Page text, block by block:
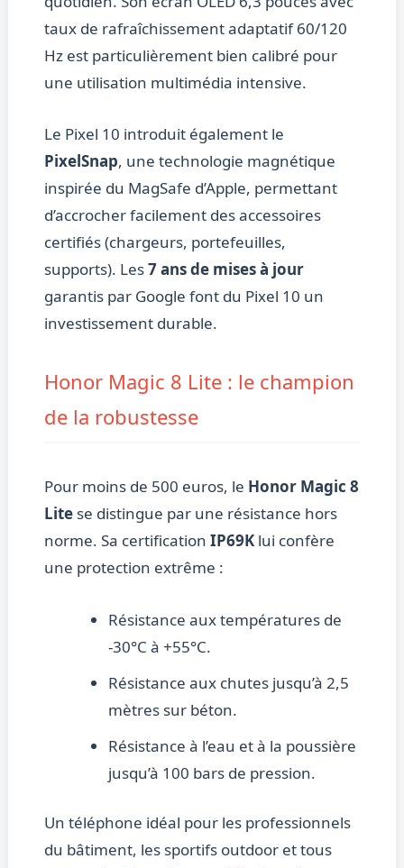
taux de rafraîchissement adaptatif 60/120
Hz est particulièrement bien calibré pour
une utilisation multimédia intensive.
Le Pixel 10 introduit également le
PixelSnap, une technologie magnétique
inspirée du MagSafe d’Apple, permettant
d’accrocher facilement des accessoires
certifiés (chargeurs, portefeuilles,
supports). Les7 ans de mises à jour
garantis par Google font du Pixel 10 un
investissement durable.
Honor Magic 8 Lite : le champion
de la robustesse
Pour moins de 500 euros, le Honor Magic 8
Litese distingue par une résistance hors
norme. Sa certification IP69Klui confère
une protection extrême :
Résistance aux températures de
-30°C à +55°C.
Résistance aux chutes jusqu’à 2,5
mètres sur béton.
Résistance à l’eau et à la poussière
jusqu’à 100 bars de pression.
Un téléphone idéal pour les professionnels
du bâtiment, les sportifs outdoor et tous